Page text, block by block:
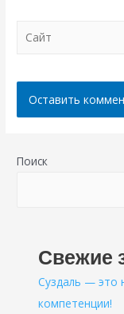
Сайт
Поиск
Свежие
Суздаль — это
компетенции!